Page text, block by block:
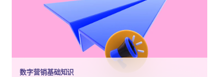
数字营销基础知识